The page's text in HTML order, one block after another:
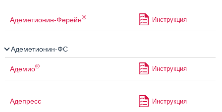
Адеметионин-Ферейн® Инструкция
Адеметионин-ФС
Адемио® Инструкция
Адепресс Инструкция